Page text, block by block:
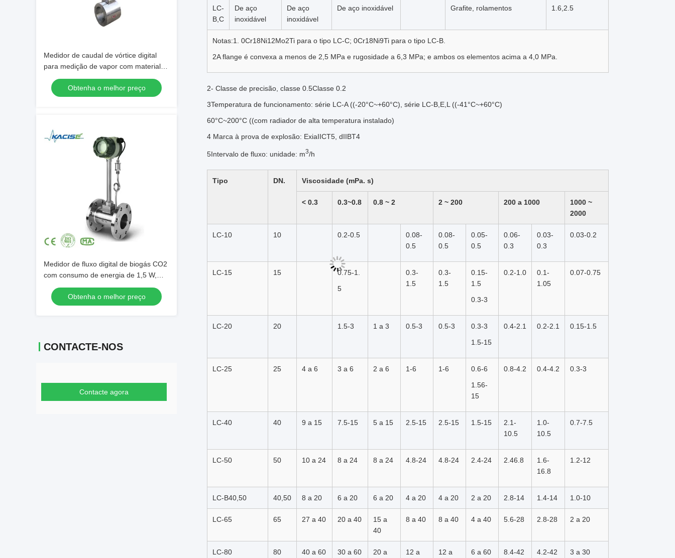
Medidor de caudal de vórtice digital
para medição de vapor com material
SS304/SS316
Obtenha o melhor preço
Medidor de fluxo digital de biogás CO2
com consumo de energia de 1,5 W,
precisão de 1,0% e medidor de fluxo
ultrasônico de 15 mm-6000 mm
Obtenha o melhor preço
CONTACTE-NOS
Contacte agora
LC-
B,C
De aço
inoxidável
De aço
inoxidável
De aço inoxidável Grafite, rolamentos 1.6,2.5
Notas:1. 0Cr18Ni12Mo2Ti para o tipo LC-C; 0Cr18Ni9Ti para o tipo LC-B.
2A flange é convexa a menos de 2,5 MPa e rugosidade a 6,3 MPa; e ambos os elementos acima a 4,0 MPa.
2- Classe de precisão, classe 0.5Classe 0.2
3Temperatura de funcionamento: série LC-A ((-20°C~+60°C), série LC-B,E,L ((-41°C~+60°C)
60°C~200°C ((com radiador de alta temperatura instalado)
4 Marca à prova de explosão: ExiaIICT5, dIIBT4
5Intervalo de fluxo: unidade: m3/h
Tipo DN. Viscosidade (mPa. s)
< 0.3 0.3~0.8 0.8 ~ 2 2 ~ 200 200 a 1000
1000 ~
2000
LC-10 10 0.2-0.5
0.08-
0.5
0.08-
0.5
0.05-
0.5
0.06-
0.3
0.03-
0.3
0.03-0.2
LC-15 15
0.75-1.
5
0.3-
1.5
0.3-
1.5
0.15-
1.5
0.3-3
0.2-1.0
0.1-
1.05
0.07-0.75
LC-20 20 1.5-3 1 a 3 0.5-3 0.5-3
0.3-3
1.5-15
0.4-2.1 0.2-2.1 0.15-1.5
LC-25 25 4 a 6 3 a 6 2 a 6 1-6 1-6
0.6-6
1.56-
15
0.8-4.2 0.4-4.2 0.3-3
LC-40 40 9 a 15 7.5-15 5 a 15 2.5-15 2.5-15 1.5-15
2.1-
10.5
1.0-
10.5
0.7-7.5
LC-50 50 10 a 24 8 a 24 8 a 24 4.8-24 4.8-24 2.4-24 2.46.8
1.6-
16.8
1.2-12
LC-B40,50 40,50 8 a 20 6 a 20 6 a 20 4 a 20 4 a 20 2 a 20 2.8-14 1.4-14 1.0-10
LC-65 65 27 a 40 20 a 40
15 a
40
8 a 40 8 a 40 4 a 40 5.6-28 2.8-28 2 a 20
LC-80 80 40 a 60 30 a 60 20 a 12 a 12 a 6 a 60 8.4-42 4.2-42 3 a 30